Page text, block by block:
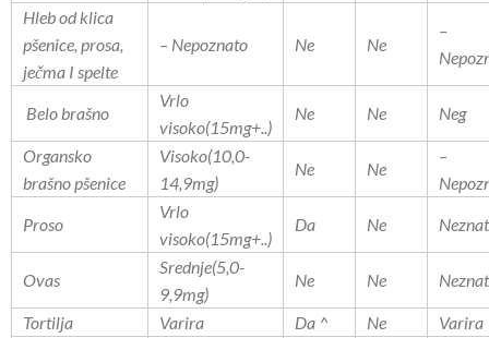
Hleb od klica
pšenice, prosa,
ječma I spelte
– Nepoznato Ne Ne
–
Belo brašno
Vrlo
visoko(15mg+..)
Ne Ne Neg
Organsko
brašno pšenice
Visoko(10,0-
14,9mg)
Ne Ne
–
Proso
Vrlo
visoko(15mg+..)
Da Ne
Ovas
Srednje(5,0-
9,9mg)
Ne Ne
Tortilja Varira Da ^ Ne
Varira